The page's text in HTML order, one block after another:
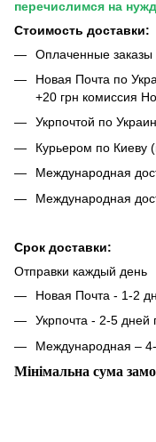
перечислимся на
Стоимость доставки:
Оплаченные
Новая Почта по
+20 грн комиссия
Укрпочтой по
Курьером по Киеву
Международная
Международная
Срок доставки:
Отправки каждый день
Новая Почта - 1-2
Укрпочта - 2-5 дней
Международная –
Мінімальна сума